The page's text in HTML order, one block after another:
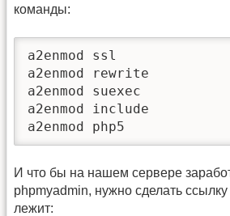
команды:
a2enmod ssl
a2enmod rewrite
a2enmod suexec
a2enmod include
a2enmod php5
И что бы на нашем сервере
phpmyadmin, нужно сделать ссылку
лежит: